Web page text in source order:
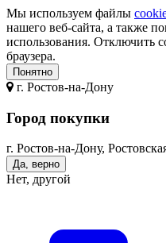
Мы используем файлы
нашего веб-сайта, а также
использования. Отключить
браузера.
Понятно
г. Ростов-на-Дону
Город покупки
г. Ростов-на-Дону,
Да, верно
Нет, другой